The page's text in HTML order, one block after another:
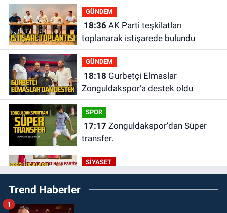
GÜNDEM
18:36AK Parti teşkilatları
toplanarak istişarede bulundu
GÜNDEM
18:18
Zonguldakspor’a destek oldu
SPOR
17:17
transfer.
SİYASET
16:50Ereğli ve Alaplı teşkilat
anahtarları teslim edildi.
Trend Haberler
1